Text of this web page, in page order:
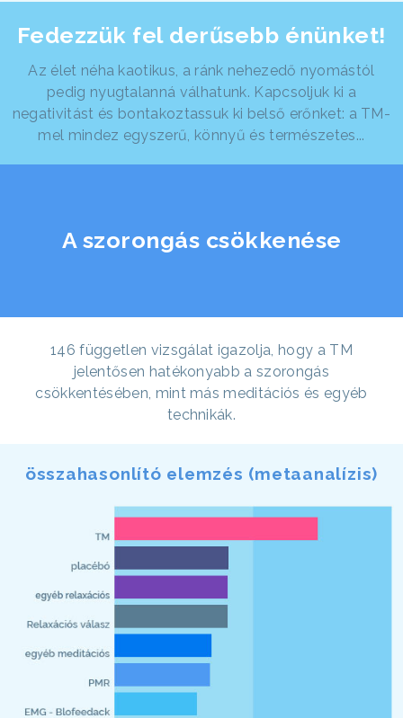
Fedezzük fel derűsebb énünket!
Az élet néha kaotikus, a ránk nehezedő nyomástól
pedig nyugtalanná válhatunk. Kapcsoljuk ki a
negativitást és bontakoztassuk ki belső erőnket: a TM-
mel mindez egyszerű, könnyű és természetes...
A szorongás csökkenése
146 független vizsgálat igazolja, hogy a TM
jelentősen hatékonyabb a szorongás
csökkentésében, mint más meditációs és egyéb
technikák.
összahasonlító elemzés (metaanalízis)